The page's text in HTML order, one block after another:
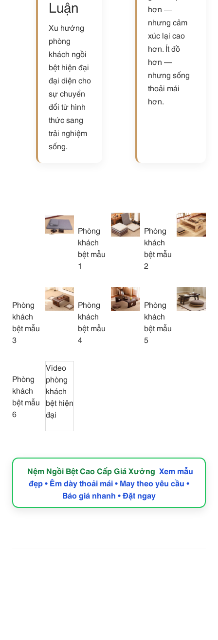
Luận
Xu hướng
phòng
khách ngồi
bệt hiện đại
đại diện cho
sự chuyển
đổi từ hình
thức sang
trải nghiệm
sống.
hơn —
nhưng cảm
xúc lại cao
hơn. Ít đồ
hơn —
nhưng sống
thoải mái
hơn.
Phòng
khách
bệt mẫu
1
Phòng
khách
bệt mẫu
2
Phòng
khách
bệt mẫu
3
Phòng
khách
bệt mẫu
4
Phòng
khách
bệt mẫu
5
Phòng
khách
bệt mẫu
6
Video
phòng
khách
bệt hiện
đại
Nệm Ngồi Bệt Cao Cấp Giá Xưởng Xem mẫu
đẹp • Êm dày thoải mái • May theo yêu cầu •
Báo giá nhanh • Đặt ngay